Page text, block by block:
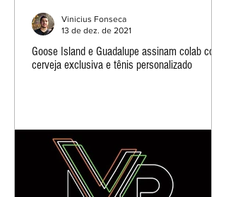
Goose Island e Guadalupe assinam colab com
cerveja exclusiva e tênis personalizado
Vinicius Fonseca
13 de dez. de 2021